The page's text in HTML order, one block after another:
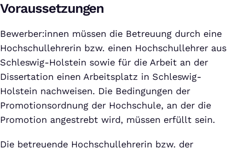
Voraussetzungen
Bewerber:innen müssen die Betreuung durch eine
Hochschullehrerin bzw. einen Hochschullehrer aus
Schleswig-Holstein sowie für die Arbeit an der
Dissertation einen Arbeitsplatz in Schleswig-
Holstein nachweisen. Die Bedingungen der
Promotionsordnung der Hochschule, an der die
Promotion angestrebt wird, müssen erfüllt sein.
Die betreuende Hochschullehrerin bzw. der